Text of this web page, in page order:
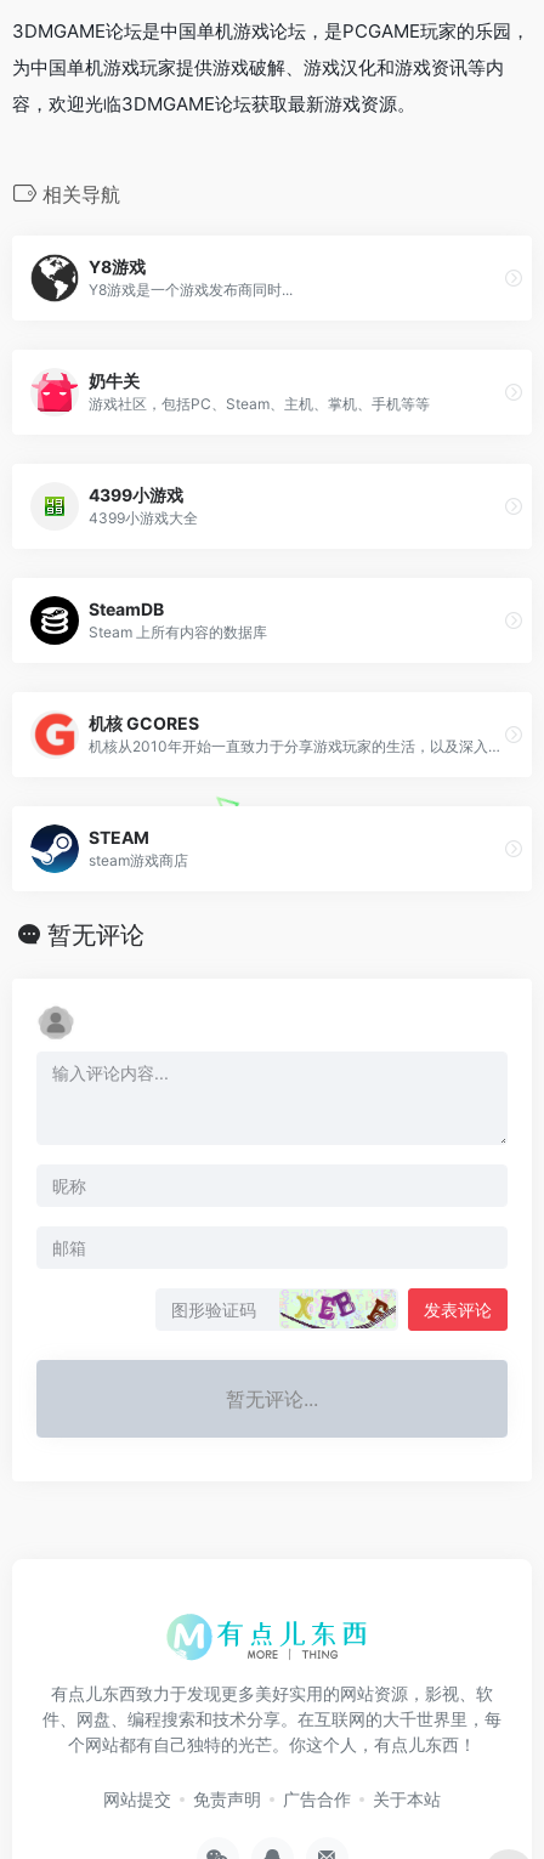
3DMGAME论坛是中国单机游戏论坛，是PCGAME玩家的乐园，
为中国单机游戏玩家提供游戏破解、游戏汉化和游戏资讯等内
容，欢迎光临3DMGAME论坛获取最新游戏资源。
相关导航
Y8游戏
Y8游戏是一个游戏发布商同时...
奶牛关
游戏社区，包括PC、Steam、主机、掌机、手机等等
4399小游戏
4399小游戏大全
SteamDB
Steam 上所有内容的数据库
机核 GCORES
机核从2010年开始一直致力于分享游戏玩家的生活，以及深入探讨游戏相关的文化。
STEAM
steam游戏商店
暂无评论
发表评论
暂无评论...
有点儿东西致力于发现更多美好实用的网站资源，影视、软
件、网盘、编程搜索和技术分享。在互联网的大千世界里，每
个网站都有自己独特的光芒。你这个人，有点儿东西！
网站提交 免责声明 广告合作 关于本站